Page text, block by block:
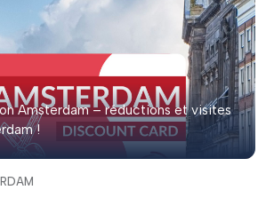
Amsterdam – réductions et visites
!